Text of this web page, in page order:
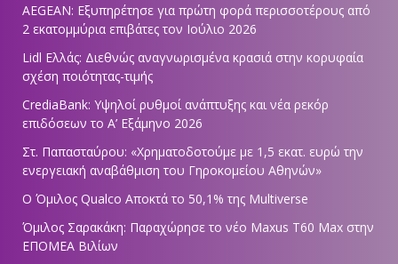
AEGEAN: Εξυπηρέτησε για πρώτη φορά περισσοτέρους από
2 εκατομμύρια επιβάτες τον Ιούλιο 2026
Lidl Ελλάς: Διεθνώς αναγνωρισμένα κρασιά στην κορυφαία
σχέση ποιότητας-τιμής
CrediaBank: Υψηλοί ρυθμοί ανάπτυξης και νέα ρεκόρ
επιδόσεων το Α’ Εξάμηνο 2026
Στ. Παπασταύρου: «Χρηματοδοτούμε με 1,5 εκατ. ευρώ την
ενεργειακή αναβάθμιση του Γηροκομείου Αθηνών»
Ο Όμιλος Qualco Αποκτά το 50,1% της Multiverse
Όμιλος Σαρακάκη: Παραχώρησε το νέο Maxus T60 Max στην
ΕΠΟΜΕΑ Βιλίων